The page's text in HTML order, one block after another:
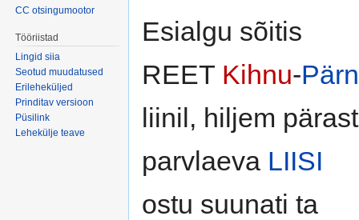
Esialgu sõitis
REET Kihnu-
liinil, hiljem pärast
parvlaeva LIISI
ostu suunati ta
CC otsingumootor
Tööriistad
Lingid siia
Seotud muudatused
Erileheküljed
Prinditav versioon
Püsilink
Lehekülje teave